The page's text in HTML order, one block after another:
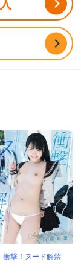
衝撃！ヌード解禁